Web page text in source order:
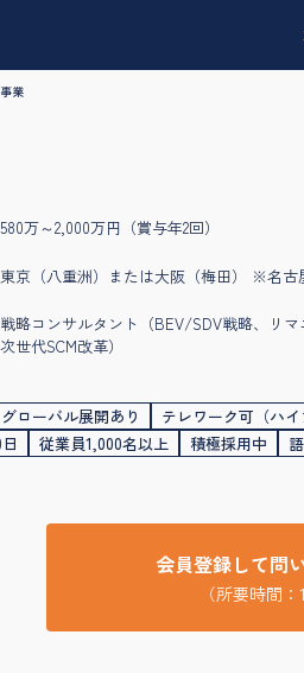
業
580万～2,000万円（賞与年2回）
東京（八重洲）または大阪（梅田） ※名古
戦略コンサルタント（BEV/SDV戦略、リ
次世代SCM改革）
グローバル展開あり テレワーク可（ハイ
従業員1,000名以上 積極採用中
会員登録して問
（所要時間：